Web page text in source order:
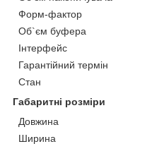
Форм-фактор
Об`єм буфера
Інтерфейс
Гарантійний термін
Стан
Габаритні розміри
Довжина
Ширина